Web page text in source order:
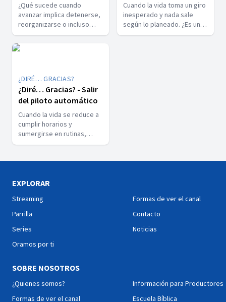
¿Qué sucede cuando
avanzar implica detenerse,
reorganizarse o incluso
comenzar de nuevo? A lo
largo de la historia bíblica,
Dios ha transformado vidas
violencia o el rigor fueron
llamadas a cumplir un
propósito completamente
distinto. Este capítulo invita
a reflexionar sobre cómo
empezar de cero, aun
cuando sentimos que ya
Cuando la vida toma un giro
inesperado y nada sale
según lo planeado. ¿Es un
fracaso… o puede ser el
¿DIRÉ… GRACIAS?
¿Diré… Gracias? - Salir
del piloto automático
Cuando la vida se reduce a
cumplir horarios y
sumergirse en rutinas,
agradecer parece
Hay una diferencia entre
sentido. Siendo la Biblia y la
acompañe, podremos dar
un segundo vistazo a la vida
todo esté en orden.
EXPLORAR
Streaming
Parrilla
Series
Oramos por ti
Formas de ver el canal
Contacto
Noticias
SOBRE NOSOTROS
¿Quienes somos?
Formas de ver el canal
Información para Productores
Escuela Bíblica